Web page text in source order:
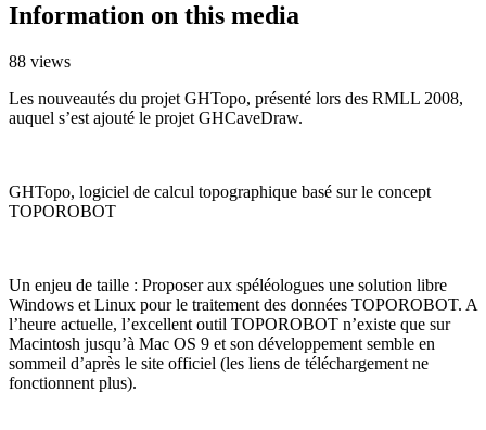
Information on this media
88 views
Les nouveautés du projet GHTopo, présenté lors des RMLL 2008,
auquel s’est ajouté le projet GHCaveDraw.
GHTopo, logiciel de calcul topographique basé sur le concept
TOPOROBOT
Un enjeu de taille : Proposer aux spéléologues une solution libre
Windows et Linux pour le traitement des données TOPOROBOT. A
l’heure actuelle, l’excellent outil TOPOROBOT n’existe que sur
Macintosh jusqu’à Mac OS 9 et son développement semble en
sommeil d’après le site officiel (les liens de téléchargement ne
fonctionnent plus).